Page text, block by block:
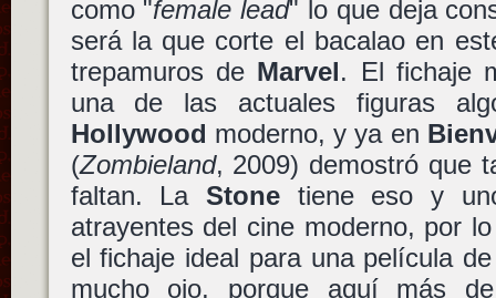
como "female lead" lo que deja
será la que corte el bacalao en
trepamuros de Marvel. El fichaje
una de las actuales figuras
Hollywood moderno, y ya en
(Zombieland, 2009) demostró que
faltan. La Stonetiene eso y
atrayentes del cine moderno, por
el fichaje ideal para una película
mucho ojo, porque aquí más